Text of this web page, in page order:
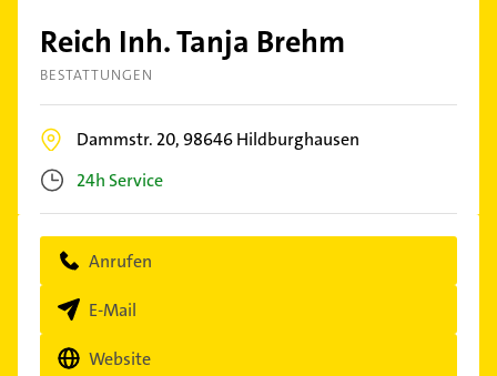
Reich Inh. Tanja Brehm
BESTATTUNGEN
Dammstr. 20,98646Hildburghausen
24h Service
Anrufen
E-Mail
Website